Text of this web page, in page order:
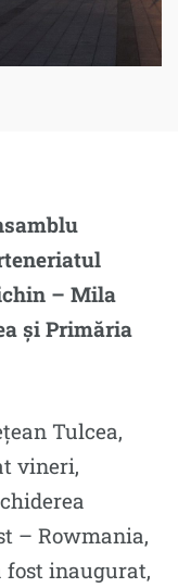
– Mila
și Primăria
Tulcea,
vineri,
– Rowmania,
inaugurat,